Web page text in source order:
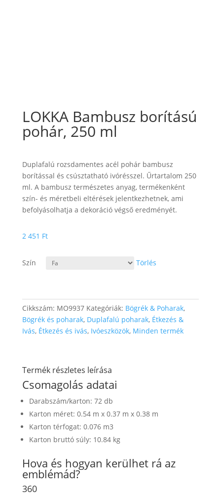
LOKKA Bambusz borítású
pohár, 250 ml
Duplafalú rozsdamentes acél pohár bambusz
borítással és csúsztatható ivórésszel. Űrtartalom 250
ml. A bambusz természetes anyag, termékenként
szín- és méretbeli eltérések jelentkezhetnek, ami
befolyásolhatja a dekoráció végső eredményét.
2 451 Ft
Szín Törlés
Cikkszám: MO9937 Kategóriák: Bögrék & Poharak,
Bögrék és poharak, Duplafalú poharak, Étkezés &
Ivás, Étkezés és ivás, Ivóeszközök, Minden termék
Termék részletes leírása
Csomagolás adatai
Darabszám/karton: 72 db
Karton méret: 0.54 m x 0.37 m x 0.38 m
Karton térfogat: 0.076 m3
Karton bruttó súly: 10.84 kg
Hova és hogyan kerülhet rá az
emblémád?
360